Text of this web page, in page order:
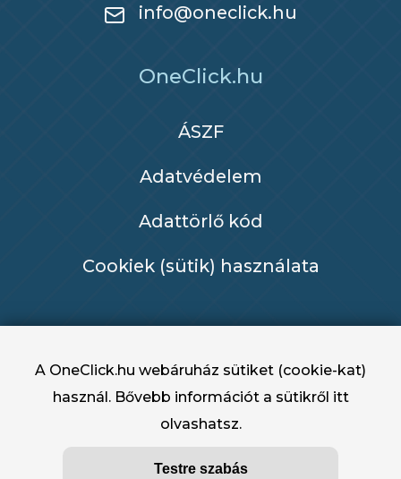
info@oneclick.hu
OneClick.hu
ÁSZF
Adatvédelem
Adattörlő kód
Cookiek (sütik) használata
OneClick.hu - OneClick Hungary Kft. 2022 -
A OneClick.hu webáruház sütiket (cookie-kat)
használ. Bővebb információt a sütikről itt
olvashatsz.
Testre szabás